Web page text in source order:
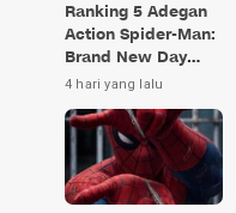
Ranking 5 Adegan
Action Spider-Man:
Brand New Day
Terbaik, Nomor 3
4 hari yang lalu